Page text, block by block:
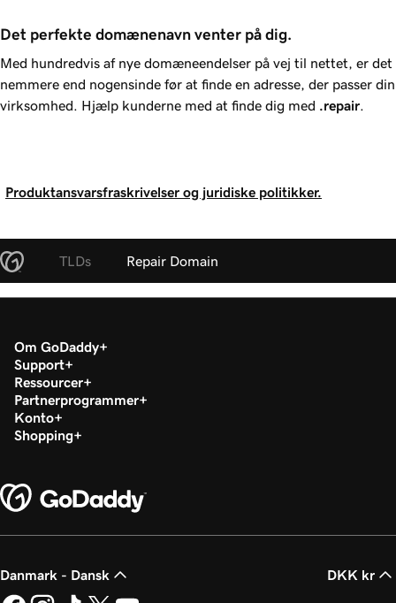
Det perfekte domænenavn venter på dig.
Med hundredvis af nye domæneendelser på vej til nettet, er det
nemmere end nogensinde før at finde en adresse, der passer din
virksomhed. Hjælp kunderne med at finde dig med .repair
Produktansvarsfraskrivelser og juridiske politikker.
TLDs Repair Domain
Om GoDaddy
Support
Ressourcer
Partnerprogrammer
Konto
Shopping
Danmark - Dansk DKK kr